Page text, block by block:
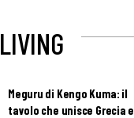
LIVING
Meguru di Kengo Kuma: il
tavolo che unisce Grecia e